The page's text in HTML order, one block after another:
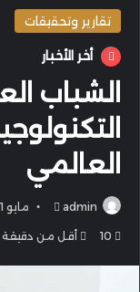
تقارير وتحقيقات
أخر الأخبار
الشباب
العالمي
admin
أرسل مايو 11, 2026
10 أقل من دقيقة